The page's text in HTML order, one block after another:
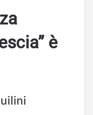
è